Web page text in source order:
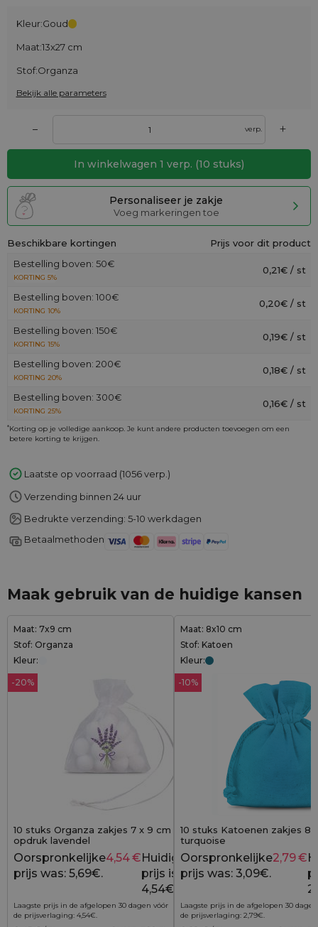
Kleur:Goud
Maat:13x27 cm
Stof:Organza
Bekijk alle parameters
– verp. +
In winkelwagen 1 verp. (10 stuks)
Personaliseer je zakje
Voeg markeringen toe
Beschikbare kortingen
Prijs voor dit product
Bestelling boven: 50€
KORTING 5%
0,21€ / st
Bestelling boven: 100€
KORTING 10%
0,20€ / st
Bestelling boven: 150€
KORTING 15%
0,19€ / st
Bestelling boven: 200€
KORTING 20%
0,18€ / st
Bestelling boven: 300€
KORTING 25%
0,16€ / st
*Korting op je volledige aankoop. Je kunt andere producten toevoegen om een
betere korting te krijgen.
Laatste op voorraad (1056 verp.)
Verzending binnen 24 uur
Bedrukte verzending: 5-10 werkdagen
Betaalmethoden
Maak gebruik van de huidige kansen
Maat: 7x9 cm
Stof: Organza
Kleur:
-20%
10 stuks Organza zakjes 7 x 9 cm wit met
opdruk lavendel
5,69 €
Oorspronkelijke
prijs was: 5,69€.
4,54€Huidige
prijs is:
4,54€.
Laagste prijs in de afgelopen 30 dagen vóór
de prijsverlaging: 4,54€.
Maat: 8x10 cm
Stof: Katoen
Kleur:
-10%
10 stuks Katoenen zakjes 8
turquoise
Oorspronkelijke
prijs was: 3,09€.
2,79€
Laagste prijs in de afgelopen 30
de prijsverlaging: 2,79€.